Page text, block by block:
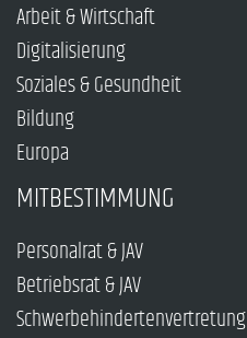
Arbeit & Wirtschaft
Digitalisierung
Soziales & Gesundheit
Bildung
Europa
MITBESTIMMUNG
Personalrat & JAV
Betriebsrat & JAV
Schwerbehindertenvertretung